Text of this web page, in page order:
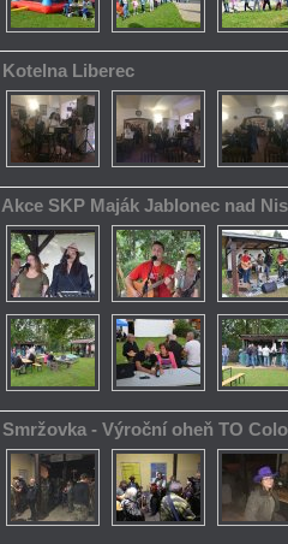
Kotelna Liberec
Akce SKP Maják Jablonec nad
Smržovka - Výroční oheň TO